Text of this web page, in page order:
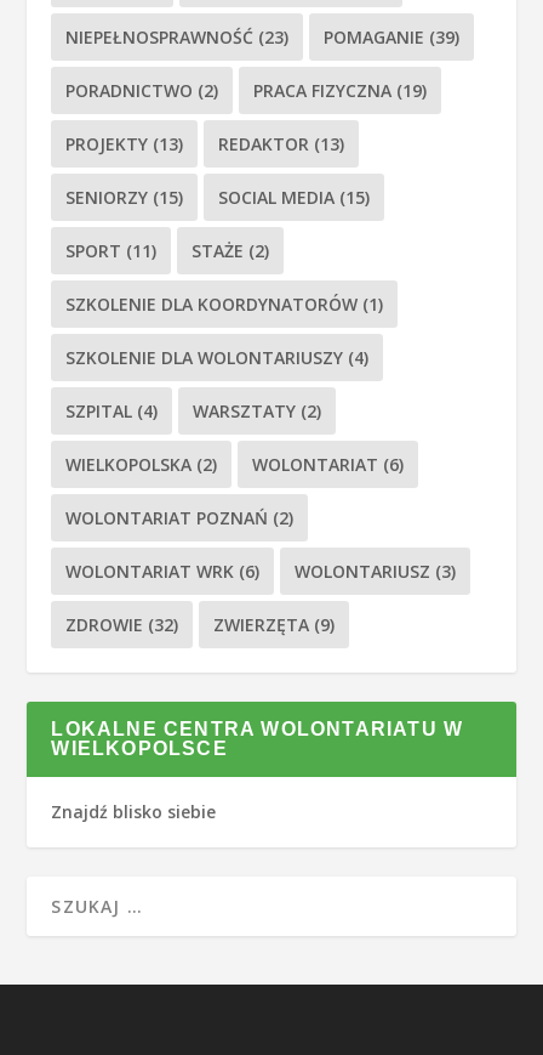
NIEPEŁNOSPRAWNOŚĆ (23) POMAGANIE (39)
PORADNICTWO (2) PRACA FIZYCZNA (19)
PROJEKTY (13) REDAKTOR (13)
SENIORZY (15) SOCIAL MEDIA (15)
SPORT (11) STAŻE (2)
SZKOLENIE DLA KOORDYNATORÓW (1)
SZKOLENIE DLA WOLONTARIUSZY (4)
SZPITAL (4) WARSZTATY (2)
WIELKOPOLSKA (2) WOLONTARIAT (6)
WOLONTARIAT POZNAŃ (2)
WOLONTARIAT WRK (6) WOLONTARIUSZ (3)
ZDROWIE (32) ZWIERZĘTA (9)
LOKALNE CENTRA WOLONTARIATU W
WIELKOPOLSCE
Znajdź blisko siebie